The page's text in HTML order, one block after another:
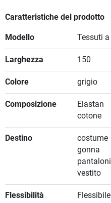
Caratteristiche del prodotto
Modello Tessuti
Larghezza 150
Colore grigio
Composizione
Elastan
cotone
Destino
costume
gonna
pantaloni
vestito
Flessibilità Flessibile